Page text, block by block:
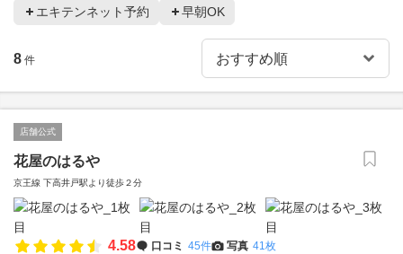
エキテンネット予約 早朝OK
8 件
店舗公式
花屋のはるや
京王線 下高井戸駅より徒歩２分
4.58 口コミ 45件 写真 41枚